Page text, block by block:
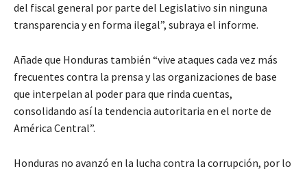
del fiscal general por parte del Legislativo sin ninguna
transparencia y en forma ilegal”, subraya el informe.
Añade que Honduras también “vive ataques cada vez más
frecuentes contra la prensa y las organizaciones de base
que interpelan al poder para que rinda cuentas,
consolidando así la tendencia autoritaria en el norte de
América Central”.
Honduras no avanzó en la lucha contra la corrupción, por lo